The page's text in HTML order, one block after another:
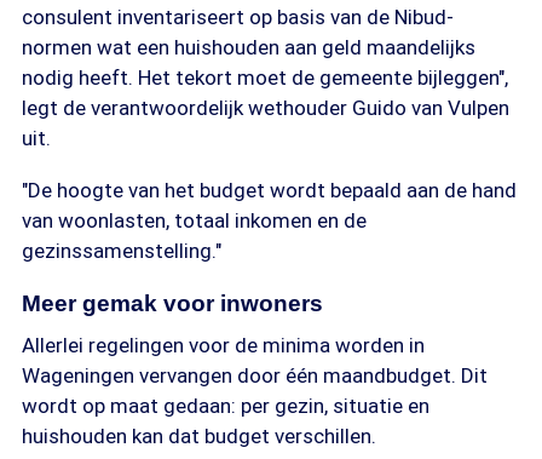
consulent inventariseert op basis van de Nibud-
normen wat een huishouden aan geld maandelijks
nodig heeft. Het tekort moet de gemeente bijleggen",
legt de verantwoordelijk wethouder Guido van Vulpen
uit.
"De hoogte van het budget wordt bepaald aan de hand
van woonlasten, totaal inkomen en de
gezinssamenstelling."
Meer gemak voor inwoners
Allerlei regelingen voor de minima worden in
Wageningen vervangen door één maandbudget. Dit
wordt op maat gedaan: per gezin, situatie en
huishouden kan dat budget verschillen.